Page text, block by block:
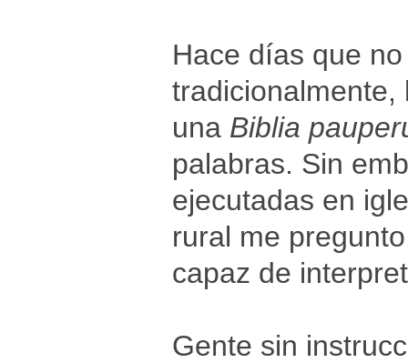
Hace días que
tradicionalmente,
una Biblia
palabras. Sin
ejecutadas en
rural me
capaz de
Gente sin